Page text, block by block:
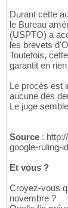
Durant cette
le Bureau
(USPTO) a
les brevets
Toutefois,
garantit en
Le procès est
aucune des
Le juge
Source :
google-ruling-
Et vous ?
Croyez-vous
novembre ?